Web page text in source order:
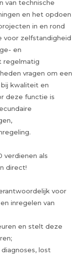
van technische
en het opdoen
in en rond
voor zelfstandigheid
en
regelmatig
vragen om een
kwaliteit en
deze functie is
verdienen als
direct!
voor
inregelen van
en stelt deze
lost